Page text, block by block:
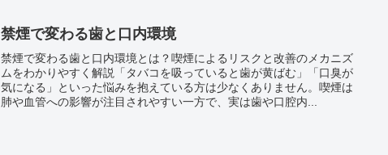
禁煙で変わる歯と口内環境
禁煙で変わる歯と口内環境とは？喫煙によるリスクと改善のメカニズ
ムをわかりやすく解説「タバコを吸っていると歯が黄ばむ」「口臭が
気になる」といった悩みを抱えている方は少なくありません。喫煙は
肺や血管への影響が注目されやすい一方で、実は歯や口腔内...